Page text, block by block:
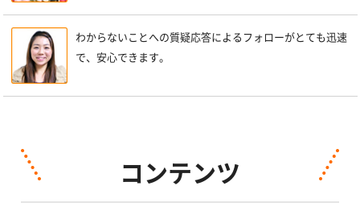
わからないことへの質疑応答によるフォローがとても迅速
で、安心できます。
コンテンツ